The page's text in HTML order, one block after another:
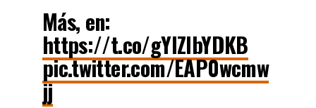
Más, en:
https://t.co/gYIZlbYDKB
pic.twitter.com/EAP0wcmw
jj